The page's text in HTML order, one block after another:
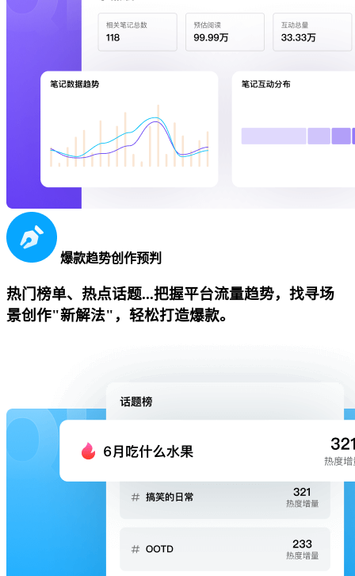
爆款趋势创作预判
热门榜单、热点话题...把握平台流量趋势，找寻场
景创作"新解法"，轻松打造爆款。